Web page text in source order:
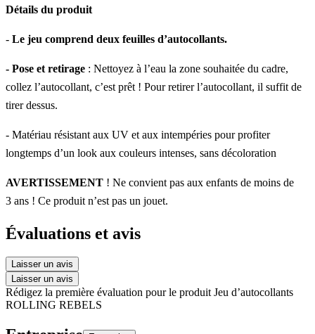
Détails du produit
- Le jeu comprend deux feuilles d’autocollants.
- Pose et retirage : Nettoyez à l’eau la zone souhaitée du cadre,
collez l’autocollant, c’est prêt ! Pour retirer l’autocollant, il suffit de
tirer dessus.
- Matériau résistant aux UV et aux intempéries pour profiter
longtemps d’un look aux couleurs intenses, sans décoloration
AVERTISSEMENT ! Ne convient pas aux enfants de moins de
3 ans ! Ce produit n’est pas un jouet.
Évaluations et avis
Laisser un avis
Laisser un avis
Rédigez la première évaluation pour le produit Jeu d’autocollants
ROLLING REBELS